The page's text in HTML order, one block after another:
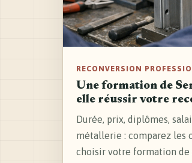
RECONVERSION
Une formation de
elle réussir votre
Durée, prix, diplômes,
métallerie : comparez les
choisir votre formation de